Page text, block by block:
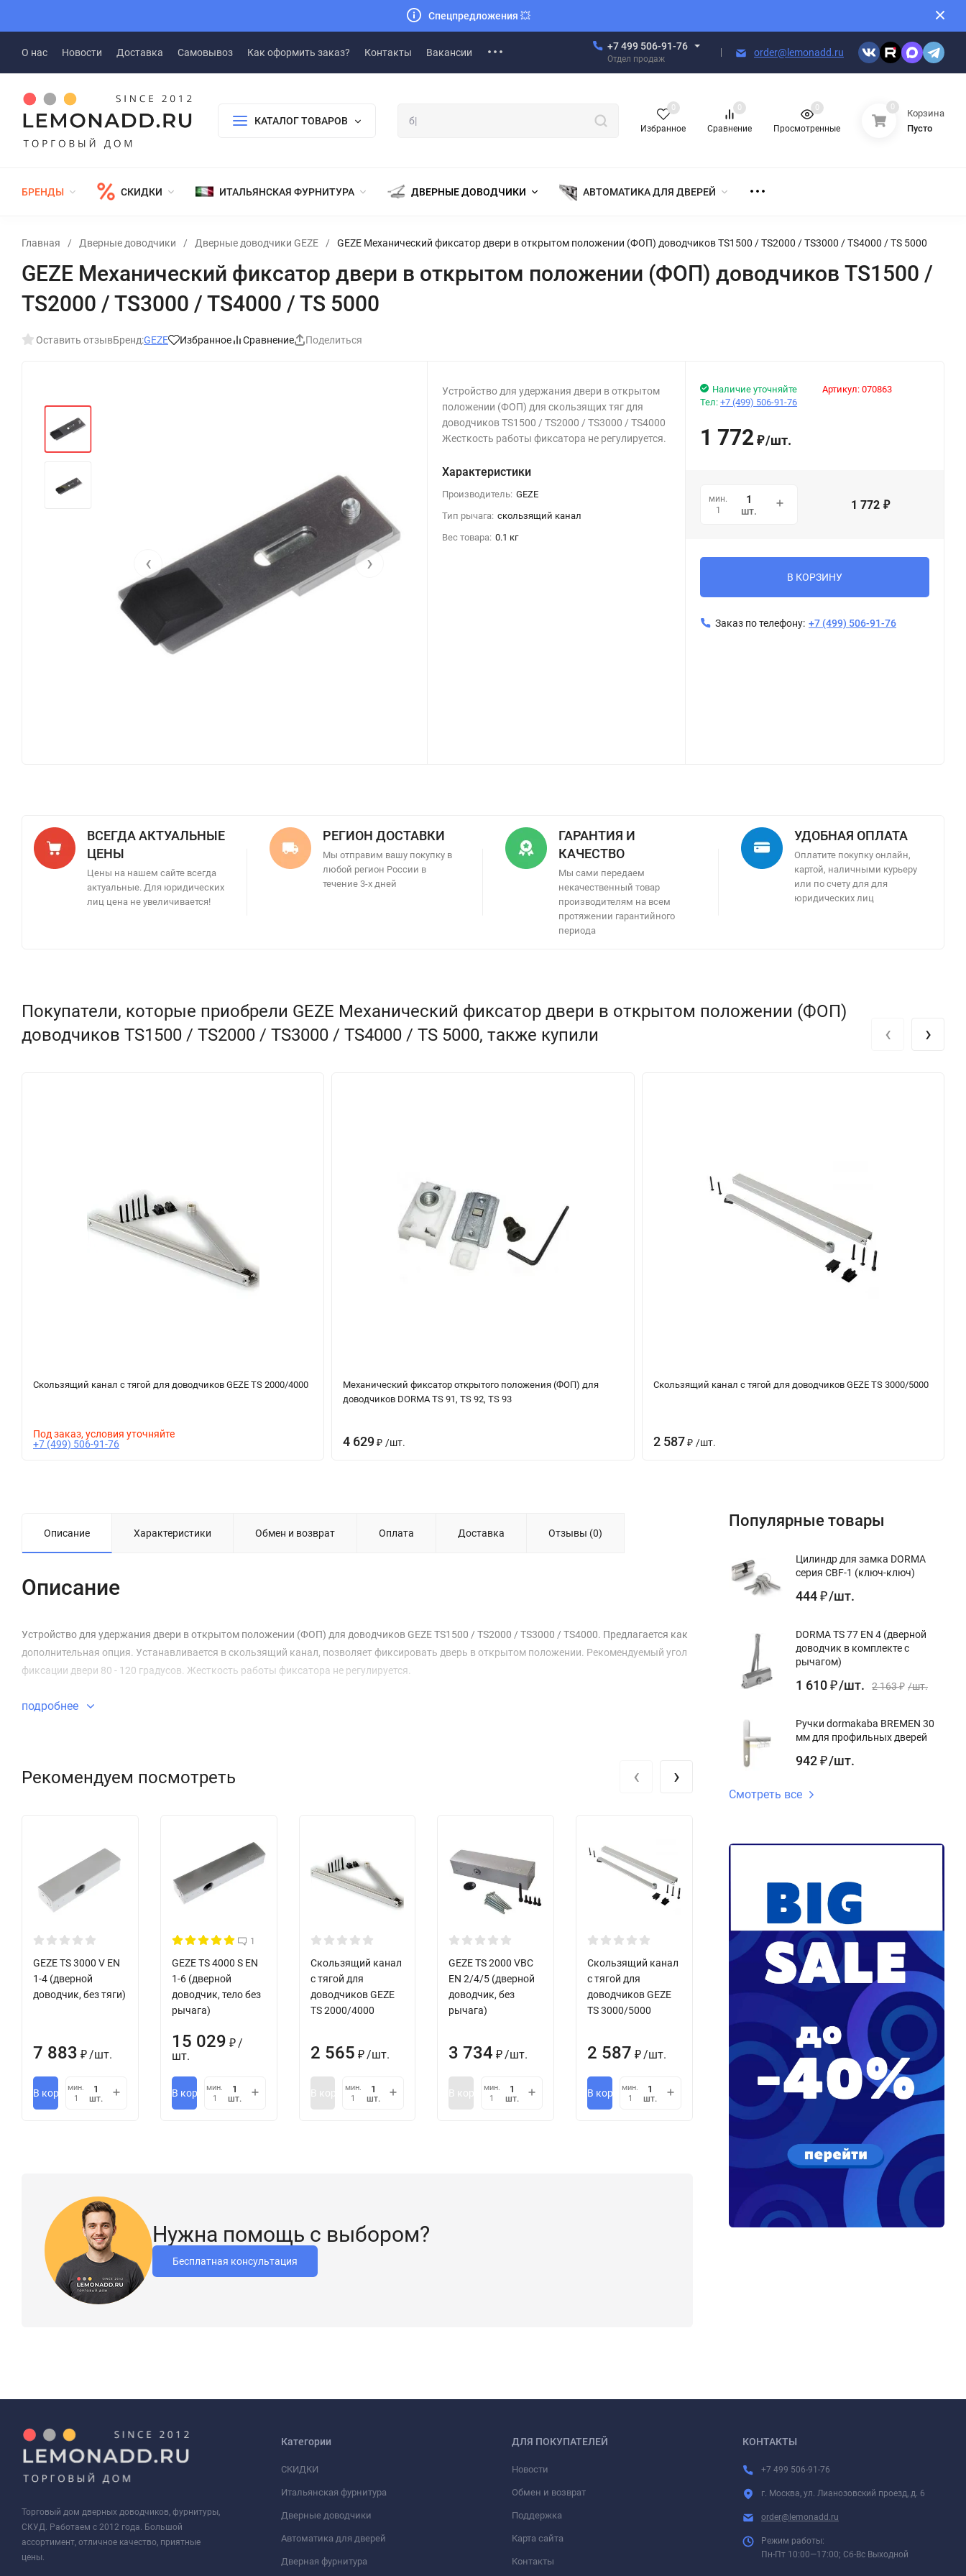
Спецпредложения 💥
О нас Новости Доставка Самовывоз Как оформить заказ? Контакты Вакансии
+7 499 506-91-76
Отдел продаж
order@lemonadd.ru
КАТАЛОГ ТОВАРОВ
Избранное
0
Сравнение
0
Просмотренные
0 0
Корзина
Пусто
БРЕНДЫ СКИДКИ ИТАЛЬЯНСКАЯ ФУРНИТУРА ДВЕРНЫЕ ДОВОДЧИКИ АВТОМАТИКА ДЛЯ ДВЕРЕЙ
Главная / Дверные доводчики / Дверные доводчики GEZE / GEZE Механический фиксатор двери в открытом положении (ФОП) доводчиков TS1500 / TS2000 / TS3000 / TS4000 / TS 5000
GEZE Механический фиксатор двери в открытом положении (ФОП) доводчиков TS1500 /
TS2000 / TS3000 / TS4000 / TS 5000
Оставить отзывБренд:GEZE Избранное Сравнение Поделиться
‹ ›
Устройство для удержания двери в открытом
положении (ФОП) для скользящих тяг для
доводчиков TS1500 / TS2000 / TS3000 / TS4000
Жесткость работы фиксатора не регулируется.
Характеристики
Производитель: GEZE
Тип рычага: скользящий канал
Вес товара: 0.1 кг
Артикул: 070863
Наличие уточняйте
Тел:+7 (499) 506-91-76
1 772 ₽/шт.
мин.
1
шт. 1 772 ₽
В КОРЗИНУ
Заказ по телефону: +7 (499) 506-91-76
ВСЕГДА АКТУАЛЬНЫЕ
ЦЕНЫ
Цены на нашем сайте всегда
актуальные. Для юридических
лиц цена не увеличивается!
РЕГИОН ДОСТАВКИ
Мы отправим вашу покупку в
любой регион России в
течение 3-х дней
ГАРАНТИЯ И
КАЧЕСТВО
Мы сами передаем
некачественный товар
производителям на всем
протяжении гарантийного
периода
УДОБНАЯ ОПЛАТА
Оплатите покупку онлайн,
картой, наличными курьеру
или по счету для для
юридических лиц
Покупатели, которые приобрели GEZE Механический фиксатор двери в открытом положении (ФОП)
доводчиков TS1500 / TS2000 / TS3000 / TS4000 / TS 5000, также купили
Скользящий канал с тягой для доводчиков GEZE TS 2000/4000
Под заказ, условия уточняйте
+7 (499) 506-91-76
Механический фиксатор открытого положения (ФОП) для
доводчиков DORMA TS 91, TS 92, TS 93
4 629 ₽ /шт.
Скользящий канал с тягой для доводчиков GEZE TS 3000/5000
2 587 ₽ /шт.
‹ ›
Описание Характеристики Обмен и возврат Оплата Доставка Отзывы (0)
Описание
Устройство для удержания двери в открытом положении (ФОП) для доводчиков GEZE TS1500 / TS2000 / TS3000 / TS4000. Предлагается как
дополнительная опция. Устанавливается в скользящий канал, позволяет фиксировать дверь в открытом положении. Рекомендуемый угол
фиксации двери 80 - 120 градусов. Жесткость работы фиксатора не регулируется.
подробнее
Рекомендуем посмотреть
GEZE TS 3000 V EN
1-4 (дверной
доводчик, без тяги)
7 883 ₽ /шт.
В корзину
мин.
1
шт.
1
GEZE TS 4000 S EN
1-6 (дверной
доводчик, тело без
рычага)
15 029 ₽ /
шт.
В корзину
мин.
1
шт.
Скользящий канал
с тягой для
доводчиков GEZE
TS 2000/4000
2 565 ₽ /шт.
В корзину
мин.
1
шт.
GEZE TS 2000 VBC
EN 2/4/5 (дверной
доводчик, без
рычага)
3 734 ₽ /шт.
В корзину
мин.
1
шт.
Скользящий канал
с тягой для
доводчиков GEZE
TS 3000/5000
2 587 ₽ /шт.
В корзину
мин.
1
шт.
GEZE TS 3000 EN 3
(дверной доводчик,
без тяги)
5 269 ₽/ шт.
В корзину
мин.
1
шт.
GEZE TS 5000 EN 2-
6 (дверной
доводчик, без тяги)
27 819 ₽
/
шт.
В корзину
мин.
1
шт.
‹ ›
Нужна помощь с выбором?
Бесплатная консультация
Популярные товары
Цилиндр для замка DORMA
серия CBF-1 (ключ-ключ)
444 ₽/шт.
DORMA TS 77 EN 4 (дверной
доводчик в комплекте с
рычагом)
1 610 ₽/шт. 2 163 ₽ /шт.
Ручки dormakaba BREMEN 30
мм для профильных дверей
942 ₽/шт.
Смотреть все
Торговый дом дверных доводчиков, фурнитуры,
СКУД. Работаем с 2012 года. Большой
ассортимент, отличное качество, приятные
цены.
Категории
СКИДКИ
Итальянская фурнитура
Дверные доводчики
Автоматика для дверей
Дверная фурнитура
ДЛЯ ПОКУПАТЕЛЕЙ
Новости
Обмен и возврат
Поддержка
Карта сайта
Контакты
КОНТАКТЫ
+7 499 506-91-76
г. Москва, ул. Лианозовский проезд, д. 6
order@lemonadd.ru
Режим работы:
Пн-Пт 10:00—17:00; Сб-Вс Выходной